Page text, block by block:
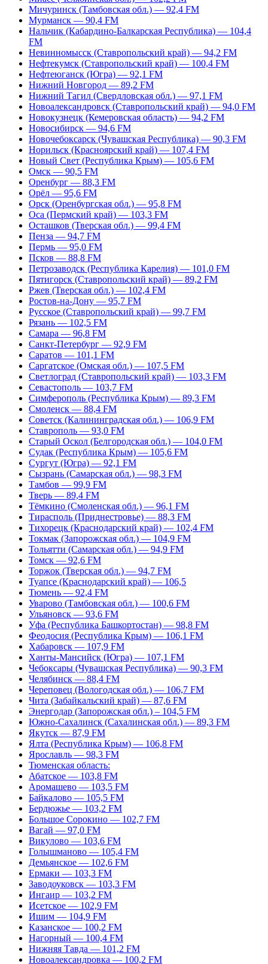
Мичуринск (Тамбовская обл.) — 92,4 FM
Мурманск — 90,4 FM
Нальчик (Кабардино-Балкарская Республика) — 104,4
FM
Невинномысск (Ставропольский край) — 94,2 FM
Нефтекумск (Ставропольский край) — 100,4 FM
Нефтеюганск (Югра) — 92,1 FM
Нижний Новгород — 89,2 FM
Нижний Тагил (Свердловская обл.) — 97,1 FM
Новоалександровск (Ставропольский край) — 94,0 FM
Новокузнецк (Кемеровская область) — 94,2 FM
Новосибирск — 94,6 FM
Новочебоксарск (Чувашская Республика) — 90,3 FM
Норильск (Красноярский край) — 107,4 FM
Новый Свет (Республика Крым) — 105,6 FM
Омск — 90,5 FM
Оренбург — 88,3 FM
Орёл — 95,6 FM
Орск (Оренбургская обл.) — 95,8 FM
Оса (Пермский край) — 103,3 FM
Осташков (Тверская обл.) — 99,4 FM
Пенза — 94,7 FM
Пермь — 95,0 FM
Псков — 88,8 FM
Петрозаводск (Республика Карелия) — 101,0 FM
Пятигорск (Ставропольский край) — 89,2 FM
Ржев (Тверская обл.) — 102,4 FM
Ростов-на-Дону — 95,7 FM
Русское (Ставропольский край) — 99,7 FM
Рязань — 102,5 FM
Самара — 96,8 FM
Санкт-Петербург — 92,9 FM
Саратов — 101,1 FM
Саргатское (Омская обл.) — 107,5 FM
Светлоград (Ставропольский край) — 103,3 FM
Севастополь — 103,7 FM
Симферополь (Республика Крым) — 89,3 FM
Смоленск — 88,4 FM
Советск (Калининградская обл.) — 106,9 FM
Ставрополь — 93,0 FM
Старый Оскол (Белгородская обл.) — 104,0 FM
Судак (Республика Крым) — 105,6 FM
Сургут (Югра) — 92,1 FM
Сызрань (Самарская обл.) — 98,3 FM
Тамбов — 99,9 FM
Тверь — 89,4 FM
Тёмкино (Смоленская обл.) — 96,1 FM
Тирасполь (Приднестровье) — 88,3 FM
Тихорецк (Краснодарский край) — 102,4 FM
Токмак (Запорожская обл.) — 104,9 FM
Тольятти (Самарская обл.) — 94,9 FM
Томск — 92,6 FM
Торжок (Тверская обл.) — 94,7 FM
Туапсе (Краснодарский край) — 106,5
Тюмень — 92,4 FM
Уварово (Тамбовская обл.) — 100,6 FM
Ульяновск — 93,6 FM
Уфа (Республика Башкортостан) — 98,8 FM
Феодосия (Республика Крым) — 106,1 FM
Хабаровск — 107,9 FM
Ханты-Мансийск (Югра) — 107,1 FM
Чебоксары (Чувашская Республика) — 90,3 FM
Челябинск — 88,4 FM
Череповец (Вологодская обл.) — 106,7 FM
Чита (Забайкальский край) — 87,6 FM
Энергодар (Запорожская обл.) – 104,5 FM
Южно-Сахалинск (Сахалинская обл.) — 89,3 FM
Якутск — 87,9 FM
Ялта (Республика Крым) — 106,8 FM
Ярославль — 98,3 FM
Тюменская область:
Абатское — 103,8 FM
Аромашево — 103,5 FM
Байкалово — 105,5 FM
Бердюжье — 103,2 FM
Большое Сорокино — 102,7 FM
Вагай — 97,0 FM
Викулово — 103,6 FM
Голышманово — 105,4 FM
Демьянское — 102,6 FM
Ермаки — 103,3 FM
Заводоуковск — 103,3 FM
Ингаир — 103,2 FM
Исетское — 102,9 FM
Ишим — 104,9 FM
Казанское — 100,2 FM
Нагорный — 100,4 FM
Нижняя Тавда — 101,2 FM
Новоалександровка — 100,2 FM